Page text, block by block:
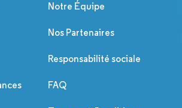
Notre Équipe
Nos Partenaires
Responsabilité sociale
FAQ